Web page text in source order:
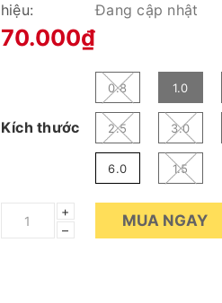
hiệu:
Đang cập nhật
70.000₫
Kích thước
0.8 1.0
2.5 3.0
6.0 1.5
+
–
MUA NGAY